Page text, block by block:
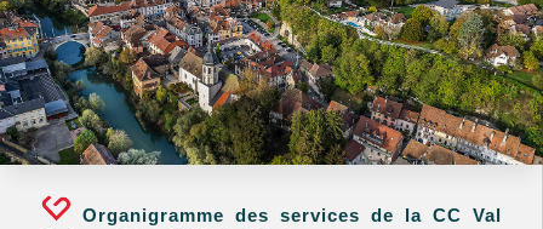
Organigramme des services de la CC Val